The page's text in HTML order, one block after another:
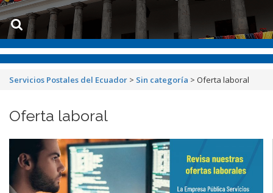
Servicios Postales del Ecuador > Sin categoría > Oferta laboral
Oferta laboral